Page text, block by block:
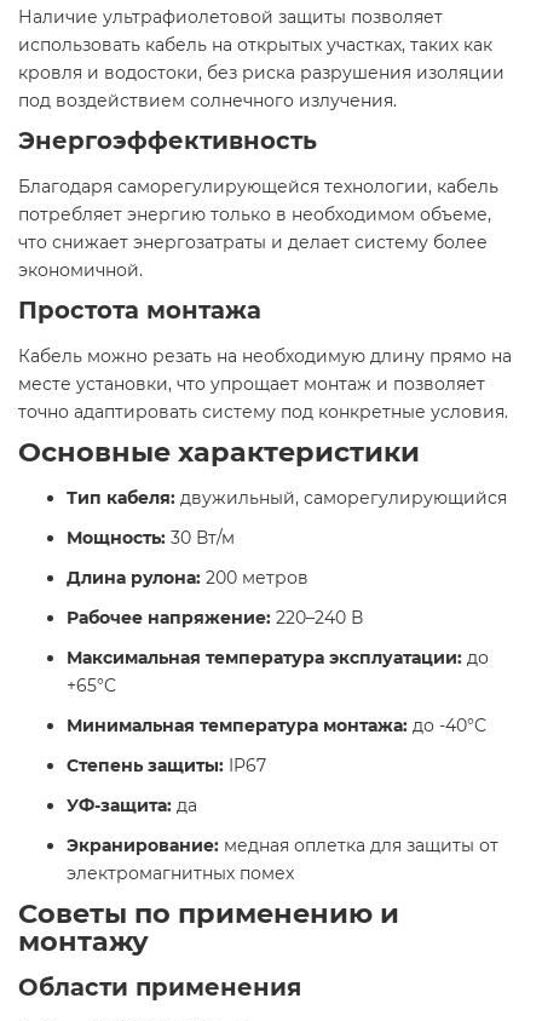
Наличие ультрафиолетовой защиты позволяет
использовать кабель на открытых участках, таких как
кровля и водостоки, без риска разрушения изоляции
под воздействием солнечного излучения.​
Энергоэффективность
Благодаря саморегулирующейся технологии, кабель
потребляет энергию только в необходимом объеме,
что снижает энергозатраты и делает систему более
экономичной.​
Простота монтажа
Кабель можно резать на необходимую длину прямо на
месте установки, что упрощает монтаж и позволяет
точно адаптировать систему под конкретные условия.​
Основные характеристики
Тип кабеля: двужильный, саморегулирующийся
Мощность: 30 Вт/м
Длина рулона: 200 метров
Рабочее напряжение: 220–240 В
Максимальная температура эксплуатации: до
+65°C
Минимальная температура монтажа: до -40°C
Степень защиты: IP67
УФ-защита: да
Экранирование: медная оплетка для защиты от
электромагнитных помех​
Советы по применению и
монтажу
Области применения